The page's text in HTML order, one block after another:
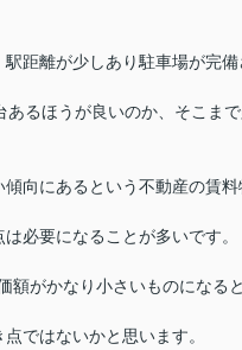
距離が少しあり駐車場が完
るほうが良いのか、そこま
向にあるという不動産の賃
必要になることが多いです。
がかなり小さいものになる
ではないかと思います。